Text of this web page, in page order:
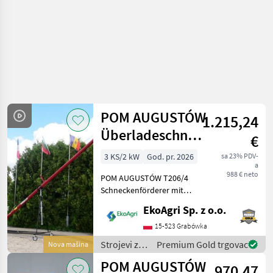
Nova mašina
POM AUGUSTÓW
Überladeschnecken
T206/4
1.215,24
€
sa 23% PDV-
a
988 € neto
3 KS/2 kW
God. pr. 2026
POM AUGUSTÓW T206/4
Schneckenförderer mit
europaweit! Leistung: 16–
20 t/h Basislänge: 4 m
Maximale Länge: 8 m
Maximale Förderhöhe de
EkoAgri Sp. z o.o.
15-523 Grabówka
Strojevi za
transport /
POM
Premium Gold trgovac
POM AUGUSTÓW